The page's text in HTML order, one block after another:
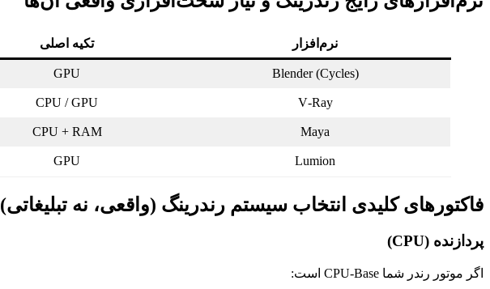
نرم‌افزار تکیه اصلی
Blender (Cycles)
GPU
V‑Ray
CPU / GPU
Maya
CPU + RAM
Lumion
GPU
فاکتورهای کلیدی انتخاب سیستم رندرینگ (واقعی، نه تبلیغاتی)
پردازنده (CPU)
اگر موتور رندر شما CPU‑Base است: